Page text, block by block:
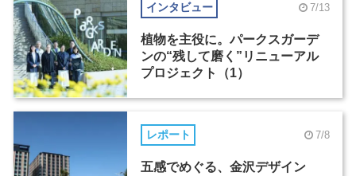
インタビュー 7/13
植物を主役に。パークスガーデ
ンの“残して磨く”リニューアル
プロジェクト（1）
レポート 7/8
五感でめぐる、金沢デザイン